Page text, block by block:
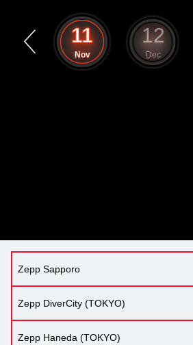
11
Nov
12
Dec
Zepp Sapporo
Zepp DiverCity (TOKYO)
Zepp Haneda (TOKYO)